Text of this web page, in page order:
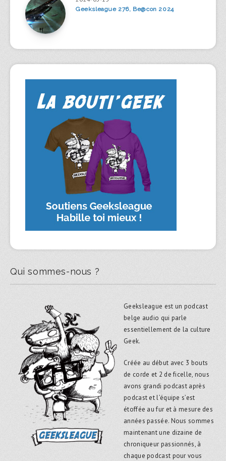
Geeksleague 276, Be@con 2024
Qui sommes-nous ?
Geeksleague est un podcast
belge audio qui parle
essentiellement de la culture
Geek.
Créée au début avec 3 bouts
de corde et 2 de ficelle, nous
avons grandi podcast après
podcast et l’équipe s’est
étoffée au fur et à mesure des
années passée. Nous sommes
maintenant une dizaine de
chroniqueur passionnés, à
chaque podcast pour vous